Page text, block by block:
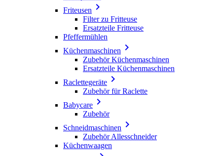
Friteusen 
Filter zu Fritteuse
Ersatzteile Fritteuse
Pfeffermühlen
Küchenmaschinen 
Zubehör Küchenmaschinen
Ersatzteile Küchenmaschinen
Raclettegeräte 
Zubehör für Raclette
Babycare 
Zubehör
Schneidmaschinen 
Zubehör Allesschneider
Küchenwaagen